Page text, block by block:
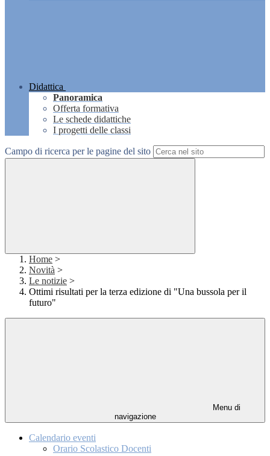
Didattica
Panoramica
Offerta formativa
Le schede didattiche
I progetti delle classi
Campo di ricerca per le pagine del sito
Home >
Novità >
Le notizie >
Ottimi risultati per la terza edizione di "Una bussola per il
futuro"
Menu di
navigazione
Calendario eventi
Orario Scolastico Docenti